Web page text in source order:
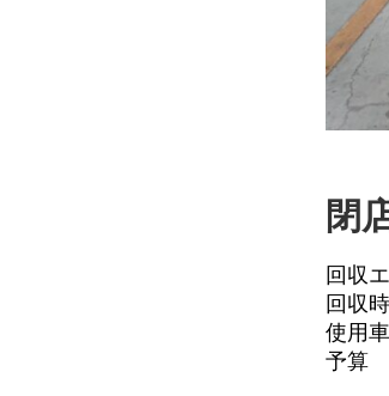
閉
回収
回収
使用
予